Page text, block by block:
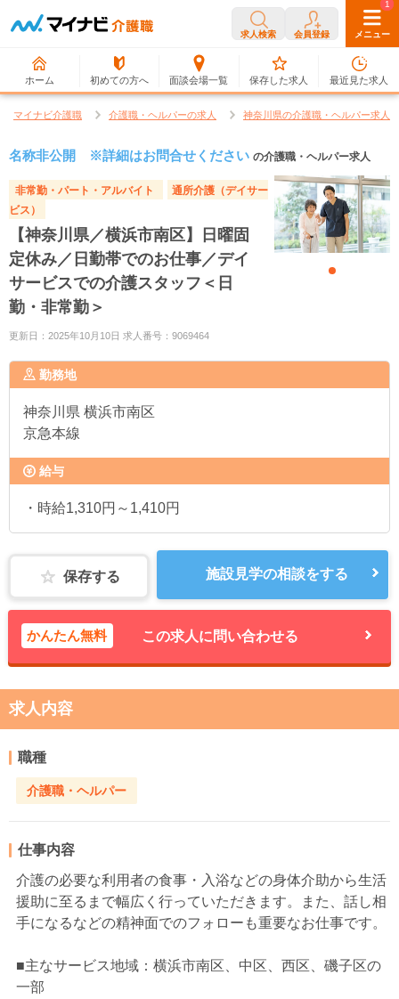
求人検索 会員登録 メニュー
ホーム 初めての方へ 面談会場一覧
0
保存した求人
1
最近見た求人
マイナビ介護職 介護職・ヘルパーの求人 神奈川県の介護職・ヘルパー求人
名称非公開 ※詳細はお問合せください の介護職・ヘルパー求人
非常勤・パート・アルバイト
通所介護（デイサー
ビス）
【神奈川県／横浜市南区】日曜固
定休み／日勤帯でのお仕事／デイ
サービスでの介護スタッフ＜日
勤・非常勤＞
更新日：2025年10月10日 求人番号：9069464
勤務地
神奈川県 横浜市南区
京急本線
給与
・時給1,310円～1,410円
保存する 施設見学の相談をする
かんたん無料 この求人に問い合わせる
求人内容
職種
介護職・ヘルパー
仕事内容
介護の必要な利用者の食事・入浴などの身体介助から生活
援助に至るまで幅広く行っていただきます。また、話し相
手になるなどの精神面でのフォローも重要なお仕事です。
■主なサービス地域：横浜市南区、中区、西区、磯子区の
一部